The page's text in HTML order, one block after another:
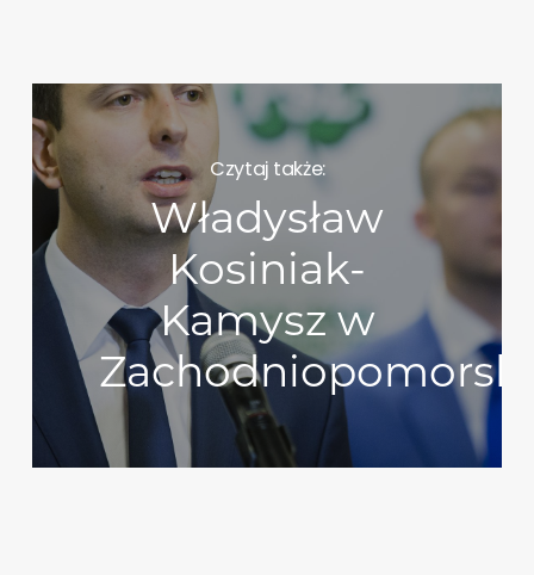
Czytaj także:
Władysław
Kosiniak-
Kamysz w